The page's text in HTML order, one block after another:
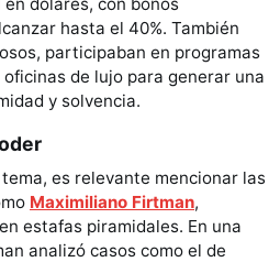
hasta el 40%​​. También
participaban en programas
de lujo para generar una
y solvencia​​.
es relevante mencionar las
Maximiliano Firtman,
estafas piramidales. En una
analizó casos como el de